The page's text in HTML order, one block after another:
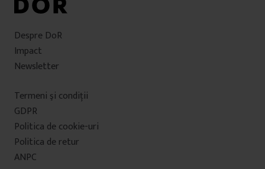
Despre DoR
Impact
Newsletter
Termeni şi condiţii
GDPR
Politica de cookie-uri
Politica de retur
ANPC